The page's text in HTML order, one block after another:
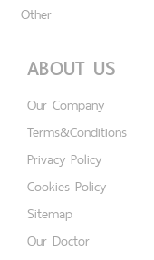
Other
ABOUT US
Our Company
Terms&Conditions
Privacy Policy
Cookies Policy
Sitemap
Our Doctor